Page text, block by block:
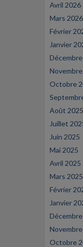
Avril 2026
Mars 2026
Février
Janvier
Octobre
Août 2025
Juillet
Juin 2025
Mai 2025
Avril 2025
Mars 2025
Février
Janvier
Octobre